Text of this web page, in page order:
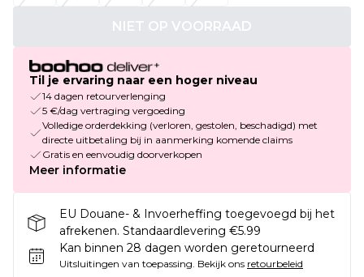
NIET OP VOORRAAD
Til je ervaring naar een hoger niveau
14 dagen retourverlenging
5 €/dag vertraging vergoeding
Volledige orderdekking (verloren, gestolen, beschadigd) met
directe uitbetaling bij in aanmerking komende claims
Gratis en eenvoudig doorverkopen
Meer informatie
EU Douane- & Invoerheffing toegevoegd bij het
afrekenen. Standaardlevering €5.99
Kan binnen 28 dagen worden geretourneerd
Uitsluitingen van toepassing. Bekijk ons retourbeleid